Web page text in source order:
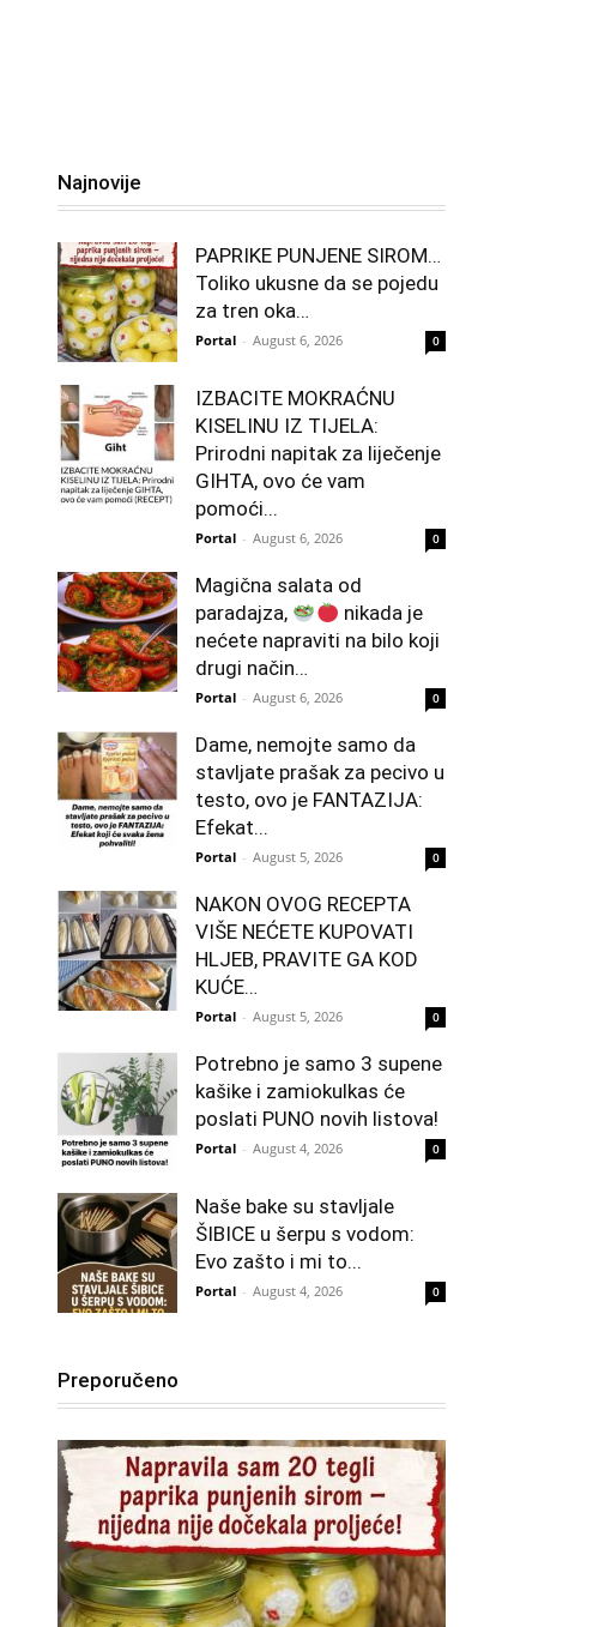
Najnovije
PAPRIKE PUNJENE SIROM…
Toliko ukusne da se pojedu
za tren oka…
Portal - August 6, 2026 0
IZBACITE MOKRAĆNU
KISELINU IZ TIJELA:
Prirodni napitak za liječenje
GIHTA, ovo će vam
pomoći...
Portal - August 6, 2026 0
Magična salata od
paradajza,
nikada je
nećete napraviti na bilo koji
drugi način…
Portal - August 6, 2026 0
Dame, nemojte samo da
stavljate prašak za pecivo u
testo, ovo je FANTAZIJA:
Efekat...
Portal - August 5, 2026 0
NAKON OVOG RECEPTA
VIŠE NEĆETE KUPOVATI
HLJEB, PRAVITE GA KOD
KUĆE…
Portal - August 5, 2026 0
Potrebno je samo 3 supene
kašike i zamiokulkas će
poslati PUNO novih listova!
Portal - August 4, 2026 0
Naše bake su stavljale
ŠIBICE u šerpu s vodom:
Evo zašto i mi to...
Portal - August 4, 2026 0
Preporučeno